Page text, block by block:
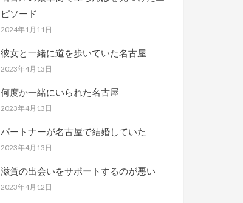
ピソード
2024年1月11日
彼女と一緒に道を歩いていた名古屋
2023年4月13日
何度か一緒にいられた名古屋
2023年4月13日
パートナーが名古屋で結婚していた
2023年4月13日
滋賀の出会いをサポートするのが悪い
2023年4月12日